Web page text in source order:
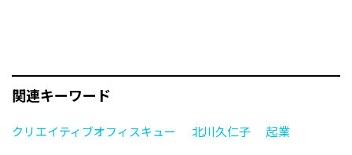
関連キーワード
クリエイティブオフィスキュー 北川久仁子 起業